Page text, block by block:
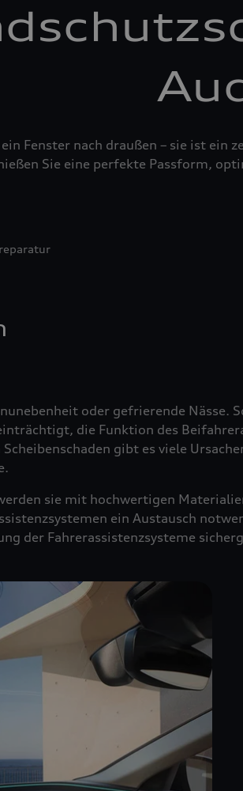
Fenster nach draußen – sie ist
Sie eine perfekte Passform,
oder gefrierende Nässe.
die Funktion des
gibt es viele
sie mit hochwertigen
ein Austausch
der Fahrerassistenzsysteme